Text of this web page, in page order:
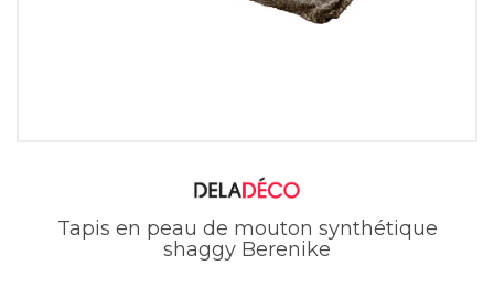
Tapis en peau de mouton synthétique
shaggy Berenike